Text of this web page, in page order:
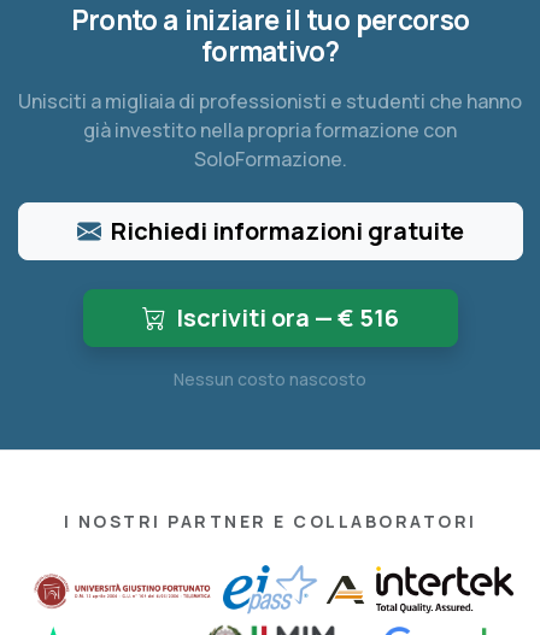
Pronto a iniziare il tuo percorso
formativo?
Unisciti a migliaia di professionisti e studenti che hanno
già investito nella propria formazione con
SoloFormazione.
Richiedi informazioni gratuite
Iscriviti ora — € 516
Nessun costo nascosto
I NOSTRI PARTNER E COLLABORATORI